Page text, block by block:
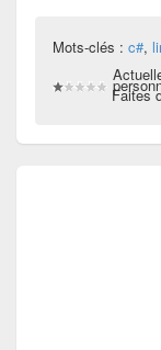
Mots-clés : c#,
Faites